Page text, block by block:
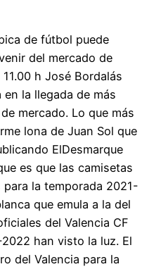
de fútbol puede
del mercado de
h José Bordalás
la llegada de más
mercado. Lo que más
lona de Juan Sol que
ElDesmarque
es que las camisetas
la temporada 2021-
que emula a la del
del Valencia CF
han visto la luz. El
del Valencia para la